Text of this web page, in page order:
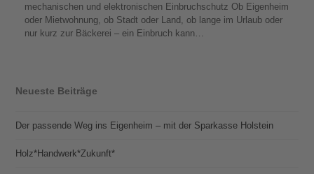
mechanischen und elektronischen Einbruchschutz Ob Eigenheim
oder Mietwohnung, ob Stadt oder Land, ob lange im Urlaub oder
nur kurz zur Bäckerei – ein Einbruch kann…
Neueste Beiträge
Der passende Weg ins Eigenheim – mit der Sparkasse Holstein
Holz*Handwerk*Zukunft*